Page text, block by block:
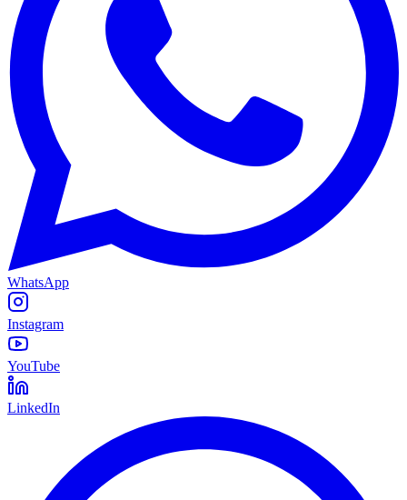
WhatsApp
Instagram
YouTube
LinkedIn